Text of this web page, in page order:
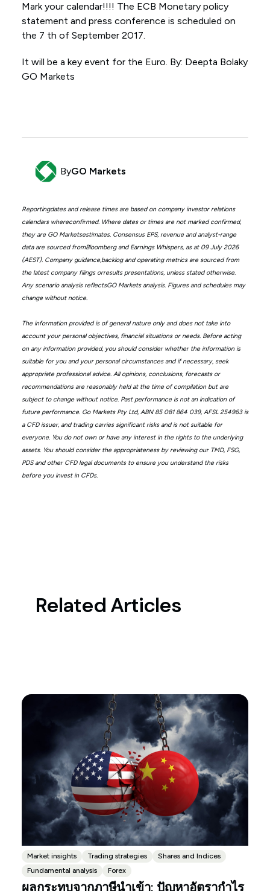
Mark your calendar!!!! The ECB Monetary policy
statement and press conference is scheduled on
the 7 th of September 2017.
It will be a key event for the Euro. By: Deepta Bolaky
GO Markets
ByGO Markets
Reportingdates and release times are based on company investor relations
calendars whereconfirmed. Where dates or times are not marked confirmed,
they are GO Marketsestimates. Consensus EPS, revenue and analyst-range
data are sourced fromBloomberg and Earnings Whispers, as at 09 July 2026
(AEST). Company guidance,backlog and operating metrics are sourced from
the latest company filings orresults presentations, unless stated otherwise.
Any scenario analysis reflectsGO Markets analysis. Figures and schedules may
change without notice.
The information provided is of general nature only and does not take into
account your personal objectives, financial situations or needs. Before acting
on any information provided, you should consider whether the information is
suitable for you and your personal circumstances and if necessary, seek
appropriate professional advice. All opinions, conclusions, forecasts or
recommendations are reasonably held at the time of compilation but are
subject to change without notice. Past performance is not an indication of
future performance. Go Markets Pty Ltd, ABN 85 081 864 039, AFSL 254963 is
a CFD issuer, and trading carries significant risks and is not suitable for
everyone. You do not own or have any interest in the rights to the underlying
assets. You should consider the appropriateness by reviewing our TMD, FSG,
PDS and other CFD legal documents to ensure you understand the risks
before you invest in CFDs.
Related Articles
Market insights Trading strategies
Shares and Indices
Fundamental analysis
Forex
ผลกระทบจากภาษีนำเข้า: ปัญหาอัตรากำไร